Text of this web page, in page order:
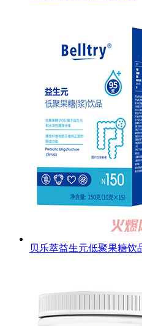
贝乐萃益生元低聚果糖饮